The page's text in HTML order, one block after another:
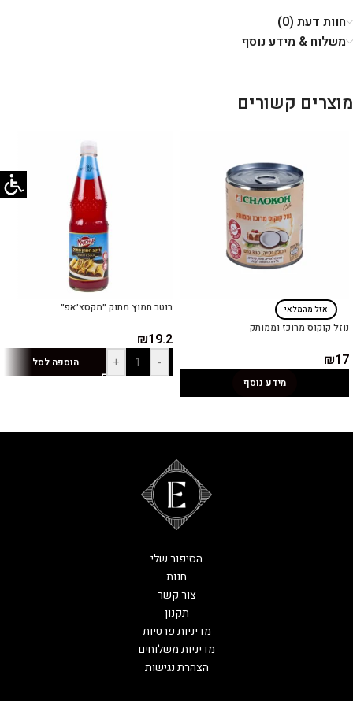
חוות דעת (0)
משלוח & מידע נוסף
מוצרים קשורים
אזל מהמלאי
נוזל קוקוס מרוכז וממותק
₪17
מידע נוסף
רוטב חמוץ מתוק ״מקסצ׳אפ״
₪19.2
-
+ הוספה לסל
הסיפור שלי
חנות
צור קשר
תקנון
מדיניות פרטיות
מדיניות משלוחים
הצהרת נגישות